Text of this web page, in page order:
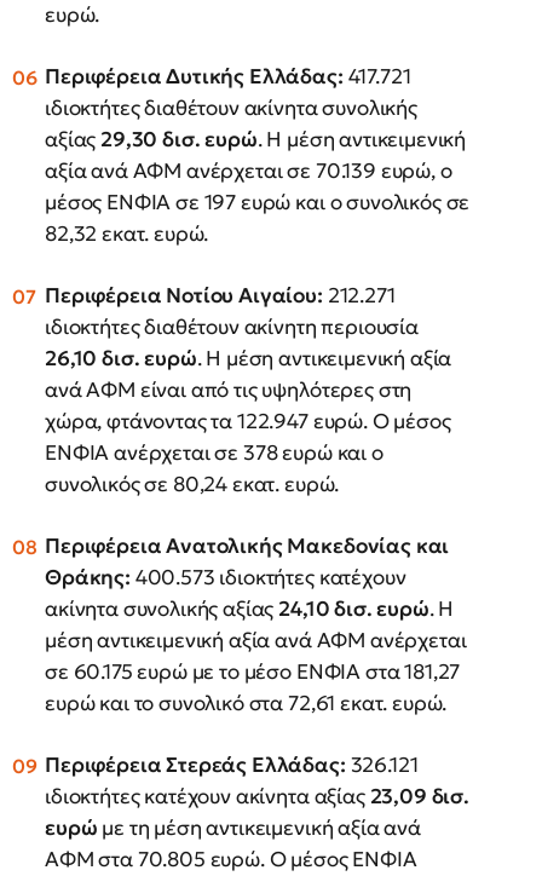
ευρώ.
Περιφέρεια Δυτικής Ελλάδας: 417.721
ιδιοκτήτες διαθέτουν ακίνητα συνολικής
αξίας 29,30 δισ. ευρώ. Η μέση αντικειμενική
αξία ανά ΑΦΜ ανέρχεται σε 70.139 ευρώ, ο
μέσος ΕΝΦΙΑ σε 197 ευρώ και ο συνολικός σε
82,32 εκατ. ευρώ.
Περιφέρεια Νοτίου Αιγαίου: 212.271
ιδιοκτήτες διαθέτουν ακίνητη περιουσία
26,10 δισ. ευρώ. Η μέση αντικειμενική αξία
ανά ΑΦΜ είναι από τις υψηλότερες στη
χώρα, φτάνοντας τα 122.947 ευρώ. Ο μέσος
ΕΝΦΙΑ ανέρχεται σε 378 ευρώ και ο
συνολικός σε 80,24 εκατ. ευρώ.
Περιφέρεια Ανατολικής Μακεδονίας και
Θράκης: 400.573 ιδιοκτήτες κατέχουν
ακίνητα συνολικής αξίας 24,10 δισ. ευρώ. Η
μέση αντικειμενική αξία ανά ΑΦΜ ανέρχεται
σε 60.175 ευρώ με το μέσο ΕΝΦΙΑ στα 181,27
ευρώ και το συνολικό στα 72,61 εκατ. ευρώ.
Περιφέρεια Στερεάς Ελλάδας: 326.121
ιδιοκτήτες κατέχουν ακίνητα αξίας 23,09 δισ.
ευρώ με τη μέση αντικειμενική αξία ανά
ΑΦΜ στα 70.805 ευρώ. Ο μέσος ΕΝΦΙΑ